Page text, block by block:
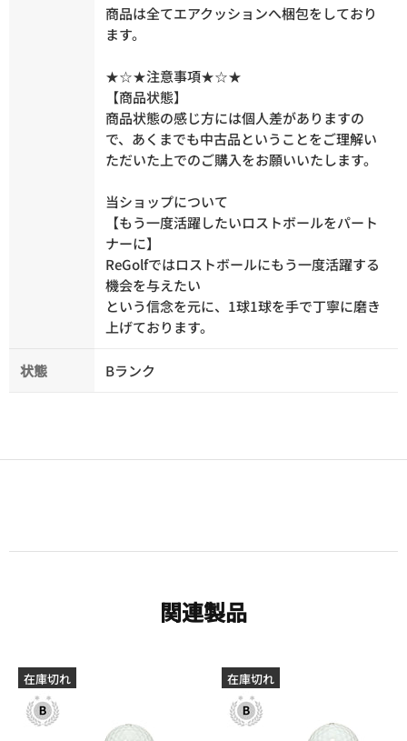
商品は全てエアクッションへ梱包をしており
ます。
★☆★注意事項★☆★
【商品状態】
商品状態の感じ方には個人差がありますの
で、あくまでも中古品ということをご理解い
ただいた上でのご購入をお願いいたします。
当ショップについて
【もう一度活躍したいロストボールをパート
ナーに】
ReGolfではロストボールにもう一度活躍する
機会を与えたい
という信念を元に、1球1球を手で丁寧に磨き
上げております。
状態 Bランク
関連製品
在庫切れ 在庫切れ